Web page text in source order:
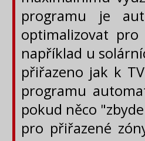
programu je
optimalizovat
například u
přiřazeno jak k
programu
pokud něco
pro přiřazené